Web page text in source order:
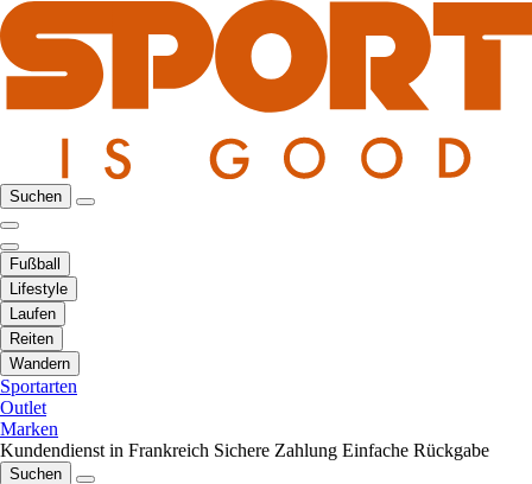
Suchen
Fußball
Lifestyle
Laufen
Reiten
Wandern
Sportarten
Outlet
Marken
Kundendienst in Frankreich Sichere Zahlung Einfache Rückgabe
Suchen